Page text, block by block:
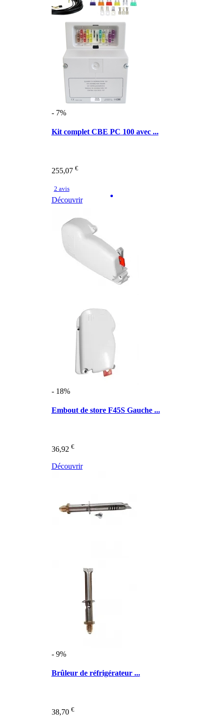
- 7%
Kit complet CBE PC 100 avec ...
255,07 €
2 avis
Découvrir
- 18%
Embout de store F45S Gauche ...
36,92 €
Découvrir
- 9%
Brûleur de réfrigérateur ...
38,70 €